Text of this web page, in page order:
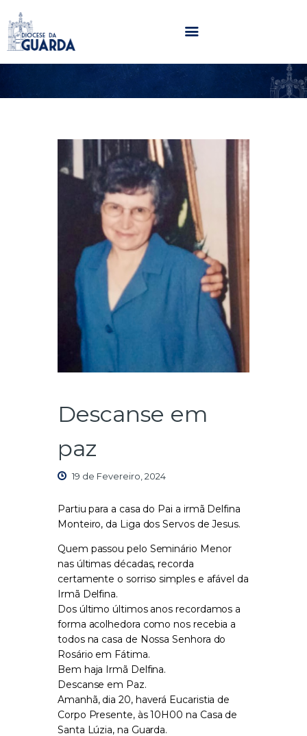
HOME
PARÓQUIAS
NOTÍCIAS
AGENDA
MULTIMÉDIA
SENTIR COM A IGREJA
CONTACTOS
Descanse em
paz
19 de Fevereiro, 2024
Partiu para a casa do Pai a irmã Delfina
Monteiro, da Liga dos Servos de Jesus.
Quem passou pelo Seminário Menor
nas últimas décadas, recorda
certamente o sorriso simples e afável da
Irmã Delfina.
Dos último últimos anos recordamos a
forma acolhedora como nos recebia a
todos na casa de Nossa Senhora do
Rosário em Fátima.
Bem haja Irmã Delfina.
Descanse em Paz.
Amanhã, dia 20, haverá Eucaristia de
Corpo Presente, às 10H00 na Casa de
Santa Lúzia, na Guarda.